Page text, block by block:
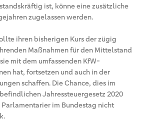
ist, könne eine zusätzliche
zugelassen werden.
ihren bisherigen Kurs der zügig
Maßnahmen für den Mittelstand
mit dem umfassenden KfW-
hat, fortsetzen und auch in der
schaffen. Die Chance, dies im
Jahressteuergesetz 2020
im Bundestag nicht